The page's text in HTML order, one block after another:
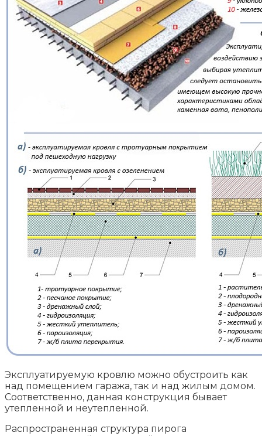
Эксплуатируемую кровлю можно обустроить как
над помещением гаража, так и над жилым домом.
Соответственно, данная конструкция бывает
утепленной и неутепленной.
Распространенная структура пирога